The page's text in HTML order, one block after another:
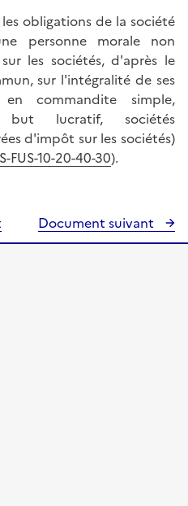
obligations de la société
personne morale non
les sociétés, d'après le
sur l'intégralité de ses
en commandite simple,
but lucratif, sociétés
d'impôt sur les sociétés)
FUS-10-20-40-30).
Document suivant